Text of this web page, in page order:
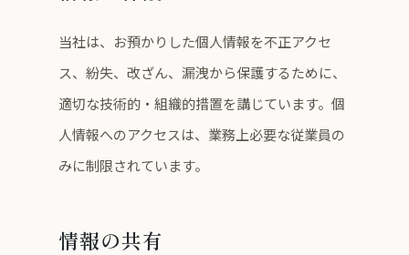
当社は、お預かりした個人情報を不正アクセ
ス、紛失、改ざん、漏洩から保護するために、
適切な技術的・組織的措置を講じています。個
人情報へのアクセスは、業務上必要な従業員の
みに制限されています。
情報の共有